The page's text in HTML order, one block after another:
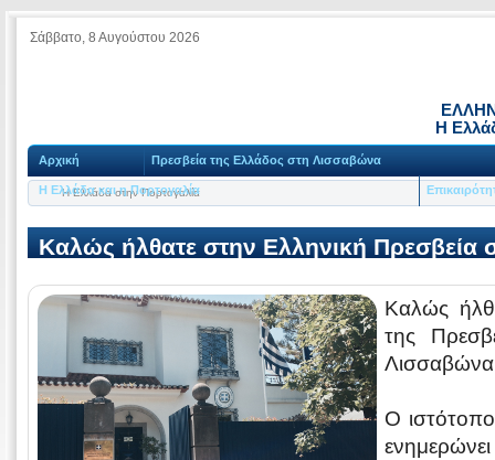
Σάββατο, 8 Αυγούστου 2026
Η
Αρχική Πρεσβεία της Ελλάδος στη Λισσαβώνα
Η Ελλάδα και η Πορτογαλία
Η Ελλάδα στην Πορτογαλία
Καλώς ήλθατε στην Ελληνική Πρεσβεία
Καλώς
της
Ο